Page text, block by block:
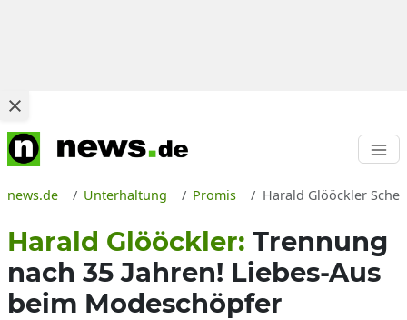
news.de Unterhaltung Promis Harald Glööckler
Harald Glööckler: Trennung
nach 35 Jahren! Liebes-Aus
beim Modeschöpfer